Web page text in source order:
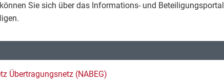
Sie sich über das Informations- und Beteiligungsportal
Übertragungsnetz (NABEG)